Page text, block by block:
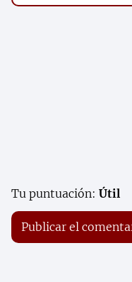
Tu puntuación: Útil